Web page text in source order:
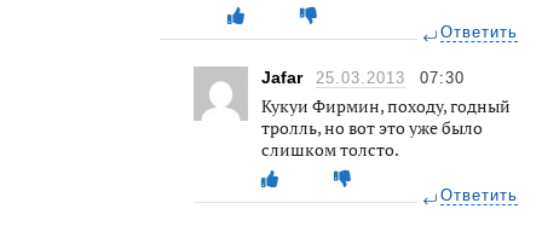
Ответить
Jafar 25.03.2013 07:30
Кукуи Фирмин, походу, годный
тролль, но вот это уже было
слишком толсто.
Ответить